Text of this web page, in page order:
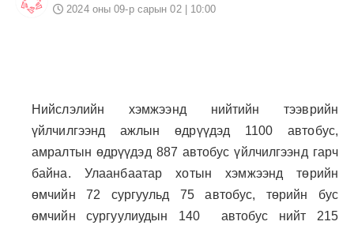
2024 оны 09-р сарын 02 | 10:00
Нийслэлийн хэмжээнд нийтийн тээврийн
үйлчилгээнд ажлын өдрүүдэд 1100 автобус,
амралтын өдрүүдэд 887 автобус үйлчилгээнд гарч
байна. Улаанбаатар хотын хэмжээнд төрийн
өмчийн 72 сургуульд 75 автобус, төрийн бус
өмчийн сургуулиудын 140 автобус нийт 215